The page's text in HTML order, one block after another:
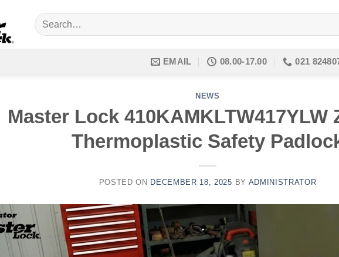
Search
for:
EMAIL 08.00-17.00 021
NEWS
Master Lock
Thermoplastic Safety
POSTED ON DECEMBER 18, 2025 BY ADMINISTRATOR